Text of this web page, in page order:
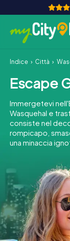
Come
Città
Tour
Team
INT
ES
IT
Indice Città
Escape
Immergetevi
Wasquehal e
consiste nel
rompicapo,
una minaccia